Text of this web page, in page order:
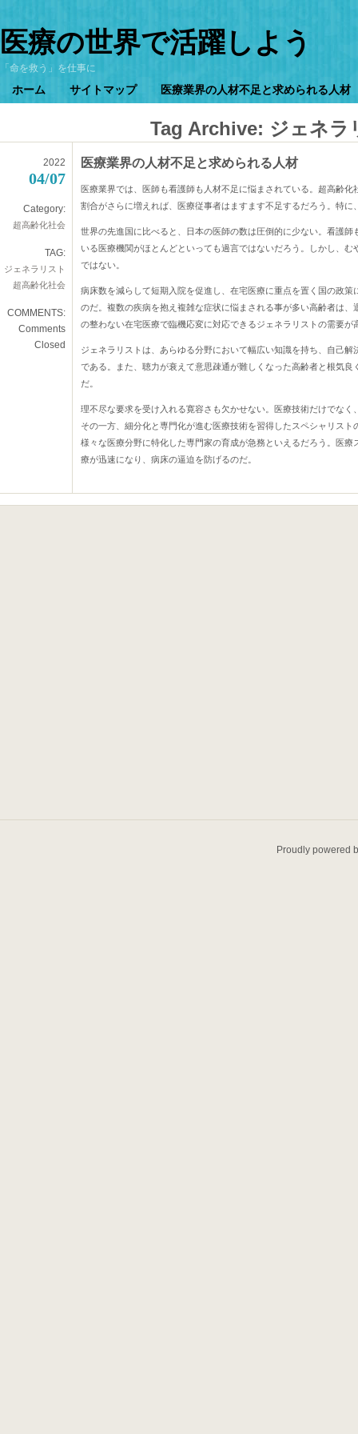
医療の世界で活躍しよう
「命を救う」を仕事に
ホーム サイトマップ 医療業界の人材不足と求められる人材
Tag Archive: ジェネラ
2022
04/07
Category:
超高齢化社会
TAG:
ジェネラリスト
超高齢化社会
COMMENTS:
Comments
Closed
医療業界の人材不足と求められる人材
医療業界では、医師も看護師も人材不足に悩まされている。超高齢
割合がさらに増えれば、医療従事者はますます不足するだろう。特に
世界の先進国に比べると、日本の医師の数は圧倒的に少ない。看護
いる医療機関がほとんどといっても過言ではないだろう。しかし、
ではない。
病床数を減らして短期入院を促進し、在宅医療に重点を置く国の政
のだ。複数の疾病を抱え複雑な症状に悩まされる事が多い高齢者は
の整わない在宅医療で臨機応変に対応できるジェネラリストの需要が
ジェネラリストは、あらゆる分野において幅広い知識を持ち、自己
である。また、聴力が衰えて意思疎通が難しくなった高齢者と根気
だ。
理不尽な要求を受け入れる寛容さも欠かせない。医療技術だけでな
その一方、細分化と専門化が進む医療技術を習得したスペシャリス
様々な医療分野に特化した専門家の育成が急務といえるだろう。医
療が迅速になり、病床の逼迫を防げるのだ。
Proudly powered